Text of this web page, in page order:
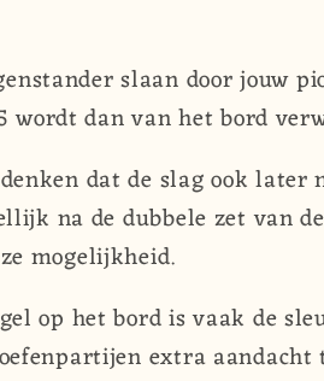
slaan door jouw
wordt dan van het bord
dat de slag ook later
na de dubbele zet van
mogelijkheid.
op het bord is vaak de
extra